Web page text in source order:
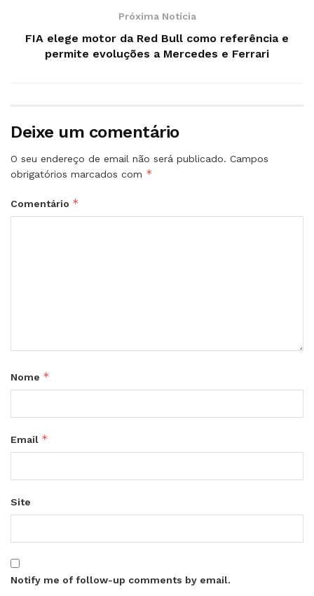
Próxima Notícia
FIA elege motor da Red Bull como referência e
permite evoluções a Mercedes e Ferrari
Deixe um comentário
O seu endereço de email não será publicado. Campos
obrigatórios marcados com *
Comentário *
Nome *
Email *
Site
Notify me of follow-up comments by email.